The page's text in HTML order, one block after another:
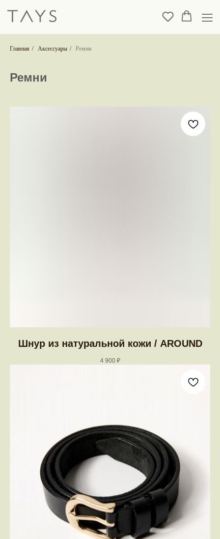
Главная / Аксессуары / Ремни
Ремни
Шнур из натуральной кожи / AROUND
4 900 ₽